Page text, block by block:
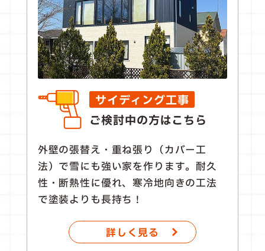
サイディング工事
ご検討中の方はこちら
外壁の張替え・重ね張り（カバー工
法）で雪にも強い家を作ります。耐久
性・断熱性に優れ、寒冷地向きの工法
で塗装よりも長持ち！
詳しく見る